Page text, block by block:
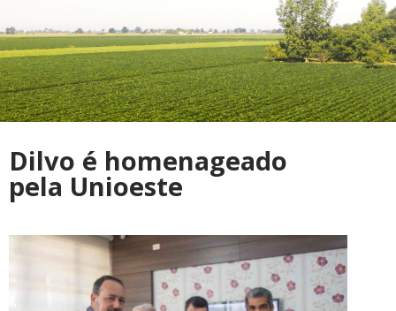
Dilvo é homenageado
pela Unioeste